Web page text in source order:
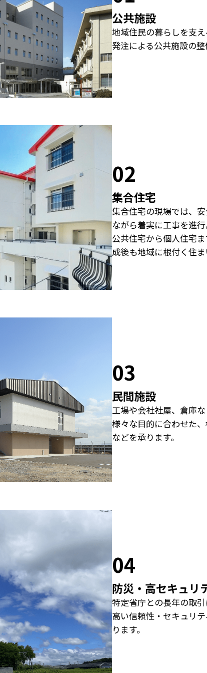
公共施設
地域住民の暮らしを支
発注による公共施設の整
02
集合住宅
集合住宅の現場では、
ながら着実に工事を進行
公共住宅から個人住宅
成後も地域に根付く住ま
03
民間施設
工場や会社社屋、倉庫な
様々な目的に合わせた
などを承ります。
04
防災・高セキュリ
特定省庁との長年の取引
高い信頼性・セキュリ
ります。